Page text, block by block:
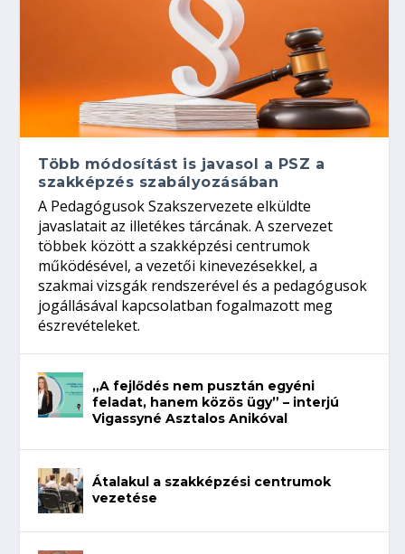
Több módosítást is javasol a PSZ a
szakképzés szabályozásában
A Pedagógusok Szakszervezete elküldte
javaslatait az illetékes tárcának. A szervezet
többek között a szakképzési centrumok
működésével, a vezetői kinevezésekkel, a
szakmai vizsgák rendszerével és a pedagógusok
jogállásával kapcsolatban fogalmazott meg
észrevételeket.
„A fejlődés nem pusztán egyéni
feladat, hanem közös ügy” – interjú
Vigassyné Asztalos Anikóval
Átalakul a szakképzési centrumok
vezetése